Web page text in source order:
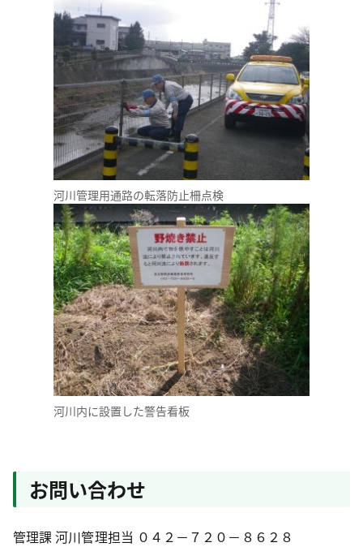
河川管理用通路の転落防止柵点検
河川内に設置した警告看板
お問い合わせ
管理課 河川管理担当 ０４２－７２０－８６２８